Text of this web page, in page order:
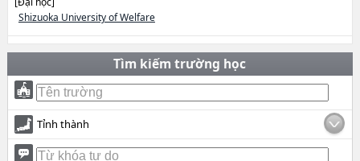
Shizuoka University of Welfare
Tìm kiếm trường học
Tỉnh thành